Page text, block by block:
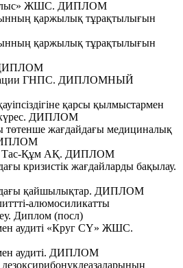
ЖШС. ДИПЛОМ
қаржылық тұрақтылығын
қаржылық тұрақтылығын
ДИПЛОМ
ГНПС. ДИПЛОМНЫЙ
қарсы қылмыстармен
күрес. ДИПЛОМ
төтенше жағдайдағы медициналық
Тас-Құм АҚ. ДИПЛОМ
кризистік жағдайларды бақылау.
қайшылықтар. ДИПЛОМ
алюмосиликатты
Диплом (посл)
аудиті «Круг СҮ» ЖШС.
мен аудиті. ДИПЛОМ